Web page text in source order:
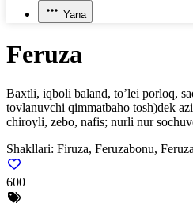
Yana
Feruza
Baxtli, iqboli baland, to’lei porloq,
tovlanuvchi qimmatbaho tosh)dek
chiroyli, zebo, nafis; nurli nur
Shakllari: Firuza, Feruzabonu,
600